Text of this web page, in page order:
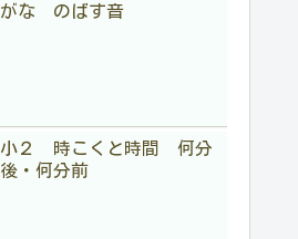
がな のばす音
小２ 時こくと時間 何分
後・何分前